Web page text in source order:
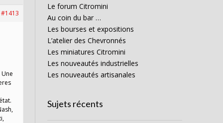
#1413
Le forum Citromini
Au coin du bar …
Les bourses et expositions
L’atelier des Chevronnés
Les miniatures Citromini
Les nouveautés industrielles
Les nouveautés artisanales
Sujets récents